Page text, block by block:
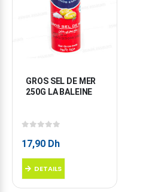
GROS SEL DE MER
250G LA BALEINE
17,90 Dh
DETAILS